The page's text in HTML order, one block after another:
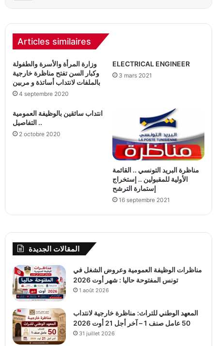
Articles similaires
وزارة المرأة والأسرة والطفولة
وكبار السن تفتح مناظرة خارجية
بالملفات لانتداب أساتذة و مربين
4 septembre 2020
ELECTRICAL ENGINEER
3 mars 2021
انتداب سائقين بالوظيفة العمومية
.. التفاصيل
2 octobre 2020
مناظرة البريد التونسي .. القائمة
الأولية للمقبولين .. إستخراج
إستمارة الترشح
16 septembre 2021
المقالات الجديدة
مناظرات الوظيفة العمومية وعروض الشغل في
تونس المفتوحة حاليا : شهر أوت 2026
1 août 2026
المعهد الوطني للتراث: مناظرة خارجية لانتداب
50 عامل صنف 1 – آخر أجل 21 أوت 2026
31 juillet 2026